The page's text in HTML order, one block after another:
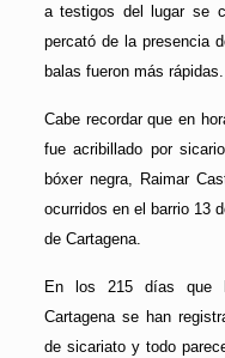
a testigos del lugar se
percató de la presencia
balas fueron más rápidas.
Cabe recordar que en
fue acribillado por
bóxer negra, Raimar
ocurridos en el barrio 13
de Cartagena.
En los 215 días que
Cartagena se han
de sicariato y todo